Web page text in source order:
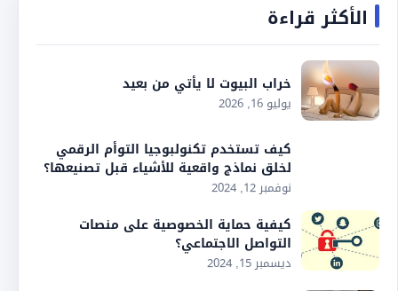
الأكثر قراءة
خراب البيوت لا يأتي من بعيد
يوليو 16, 2026
كيف تستخدم تكنولبوجيا التوأم الرقمي
لخلق نماذج واقعية للأشياء قبل تصنيعها؟
نوفمبر 12, 2024
كيفية حماية الخصوصية على منصات
التواصل الاجتماعي؟
ديسمبر 15, 2024